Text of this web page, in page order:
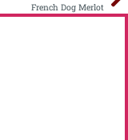
French Dog Merlot